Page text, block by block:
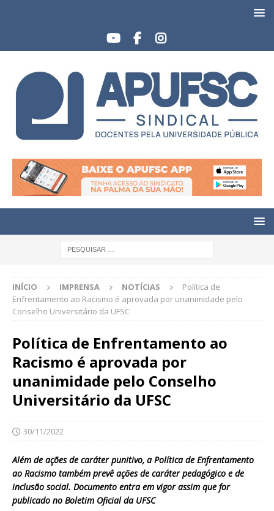
INÍCIO IMPRENSA NOTÍCIAS
Política de
Enfrentamento ao Racismo é aprovada por unanimidade pelo
Conselho Universitário da UFSC
Política de Enfrentamento ao
Racismo é aprovada por
unanimidade pelo Conselho
Universitário da UFSC
30/11/2022
Além de ações de caráter punitivo, a Política de Enfrentamento
ao Racismo também prevê ações de caráter pedagógico e de
inclusão social. Documento entra em vigor assim que for
publicado no Boletim Oficial da UFSC